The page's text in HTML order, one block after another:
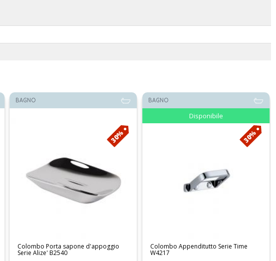
BAGNO
30%
Colombo Porta sapone d'appoggio
Serie Alize' B2540
BAGNO
Disponibile
30%
Colombo Appenditutto Serie Time
W4217